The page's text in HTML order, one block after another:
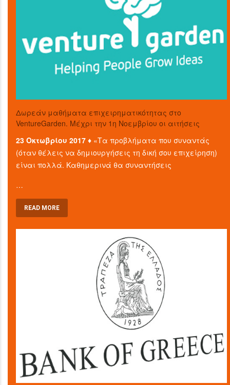
Δωρεάν μαθήματα επιχειρηματικότητας στο
VentureGarden. Μέχρι την 1η Νοεμβρίου οι αιτήσεις
23 Οκτωβρίου 2017 ♦ «Τα προβλήματα που συναντάς
(όταν θέλεις να δημιουργήσεις τη δική σου επιχείρηση)
είναι πολλά. Καθημερινά θα συναντήσεις
…
READ MORE